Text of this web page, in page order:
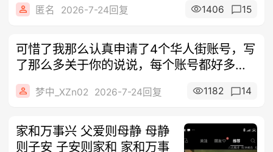
匿名 2026-7-24回复 1406 15
可惜了我那么认真申请了4个华人街账号，写
了那么多关于你的说说，每个账号都好多帖
子
梦中_XZn02 2026-7-24回复 1182 14
家和万事兴 父爱则母静 母静
则子安 子安则家和 家和万事